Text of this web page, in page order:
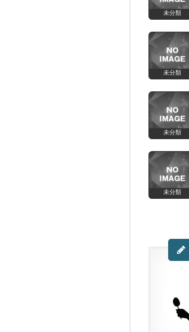
未分類
未分類
未分類
未分類